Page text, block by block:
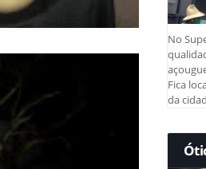
No
Fica
da